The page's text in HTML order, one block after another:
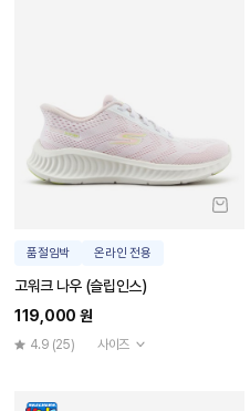
품절임박 온라인 전용
고워크 나우 (슬립인스)
119,000 원
4.9 (25) 사이즈